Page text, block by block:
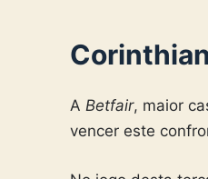
A Betfair, maior
vencer este